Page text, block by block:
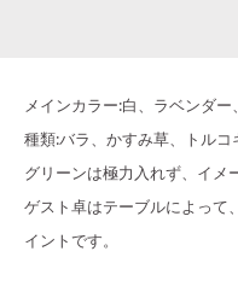
メインカラー:白、ラベンダ
種類:バラ、かすみ草、トル
グリーンは極力入れず、イメ
ゲスト卓はテーブルによって
イントです。